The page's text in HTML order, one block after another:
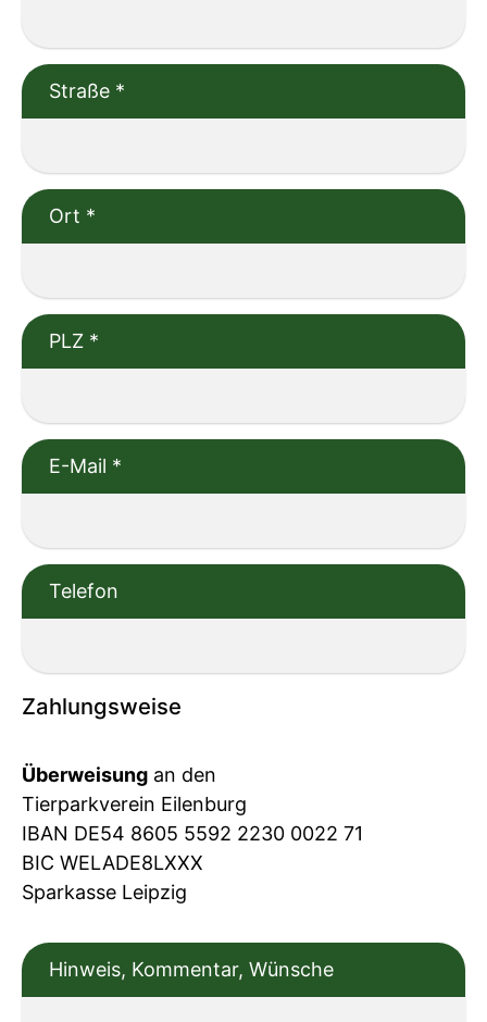
Straße *
Ort *
PLZ *
E-Mail *
Telefon
Zahlungsweise
Überweisung an den
Tierparkverein Eilenburg
IBAN DE54 8605 5592 2230 0022 71
BIC WELADE8LXXX
Sparkasse Leipzig
Hinweis, Kommentar, Wünsche